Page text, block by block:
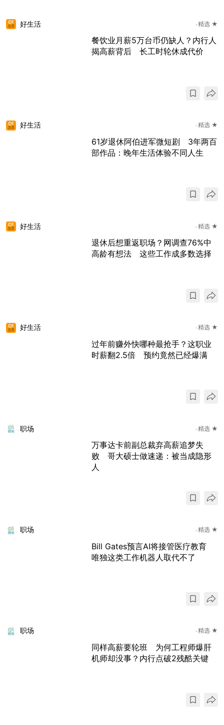
好生活 精选 ★
餐饮业月薪5万台币仍缺人？内行人
揭高薪背后 长工时轮休成代价
好生活 精选 ★
61岁退休阿伯进军微短剧 3年两百
部作品：晚年生活体验不同人生
好生活 精选 ★
退休后想重返职场？网调查76%中
高龄有想法 这些工作成多数选择
好生活 精选 ★
过年前赚外快哪种最抢手？这职业
时薪翻2.5倍 预约竟然已经爆满
职场 精选 ★
万事达卡前副总裁弃高薪追梦失
败 哥大硕士做速递：被当成隐形
人
职场 精选 ★
Bill Gates预言AI将接管医疗教育
唯独这类工作机器人取代不了
职场 精选 ★
同样高薪要轮班 为何工程师爆肝
机师却没事？内行点破2残酷关键